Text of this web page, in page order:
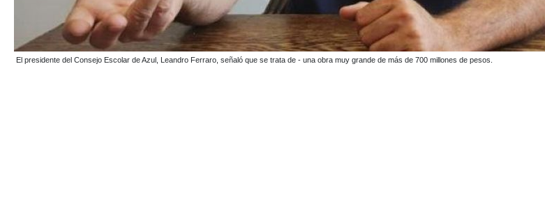
El Instituto Superior de Formación Docente N°2 funciona actualmente en avenida Mitre y Colón. ARCHIVO/EL TIEMPO